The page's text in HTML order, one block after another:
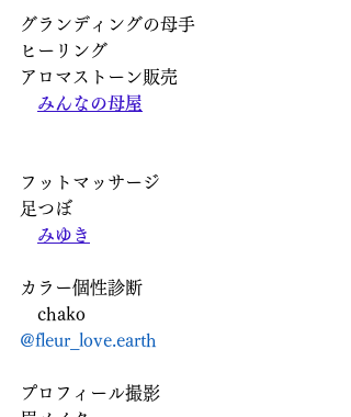
グランディングの母手
ヒーリング
アロマストーン販売
みんなの母屋
フットマッサージ
足つぼ
みゆき
カラー個性診断
chako
@fleur_love.earth
プロフィール撮影